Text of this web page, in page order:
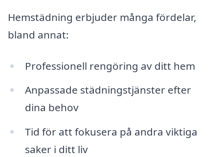
Hemstädning erbjuder många fördelar,
bland annat:
Professionell rengöring av ditt hem
Anpassade städningstjänster efter
dina behov
Tid för att fokusera på andra viktiga
saker i ditt liv